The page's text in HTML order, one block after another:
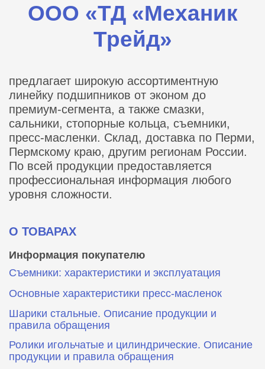
ООО «ТД «Механик
Трейд»
предлагает широкую ассортиментную
линейку подшипников от эконом до
премиум-сегмента, а также смазки,
сальники, стопорные кольца, съемники,
пресс-масленки. Склад, доставка по Перми,
Пермскому краю, другим регионам России.
По всей продукции предоставляется
профессиональная информация любого
уровня сложности.
О ТОВАРАХ
Информация покупателю
Съемники: характеристики и эксплуатация
Основные характеристики пресс‑масленок
Шарики стальные. Описание продукции и
правила обращения
Ролики игольчатые и цилиндрические. Описание
продукции и правила обращения